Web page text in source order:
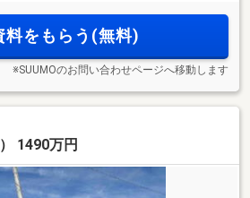
料をもらう(無料)
※SUUMOのお問い合わせページへ移動します
1490万円